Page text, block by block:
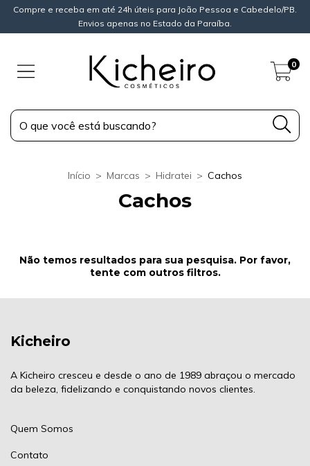
Compre e receba em até 24h úteis para João Pessoa e Cabedelo/PB.
Envios apenas no Estado da Paraíba.
0
Início > Marcas > Hidratei > Cachos
Cachos
Não temos resultados para sua pesquisa. Por favor,
tente com outros filtros.
Kicheiro
A Kicheiro cresceu e desde o ano de 1989 abraçou o mercado
da beleza, fidelizando e conquistando novos clientes.
Quem Somos
Contato